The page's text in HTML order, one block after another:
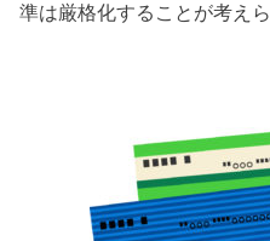
準は厳格化することが考えら